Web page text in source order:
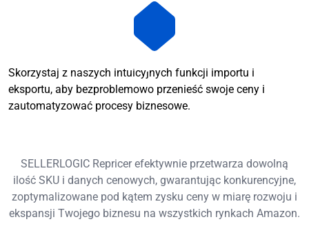
Skorzystaj z naszych intuicyjnych funkcji importu i
eksportu, aby bezproblemowo przenieść swoje ceny i
zautomatyzować procesy biznesowe.
SELLERLOGIC Repricer efektywnie przetwarza dowolną
ilość SKU i danych cenowych, gwarantując konkurencyjne,
zoptymalizowane pod kątem zysku ceny w miarę rozwoju i
ekspansji Twojego biznesu na wszystkich rynkach Amazon.